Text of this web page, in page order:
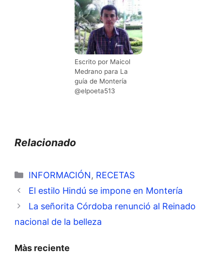
Escrito por Maicol
Medrano para La
guía de Montería
@elpoeta513
Relacionado
Categorías
INFORMACIÓN, RECETAS
El estilo Hindú se impone en Montería
La señorita Córdoba renunció al Reinado
nacional de la belleza
Màs reciente